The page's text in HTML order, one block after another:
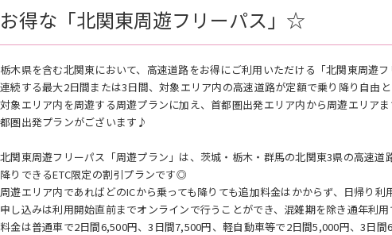
お得な「北関東周遊フリーパス」☆
栃木県を含む北関東において、高速道路をお得にご利用いただける「北関東周遊
連続する最大2日間または3日間、対象エリア内の高速道路が定額で乗り降り自由
対象エリア内を周遊する周遊プランに加え、首都圏出発エリア内から周遊エリア
都圏出発プランがございます♪
北関東周遊フリーパス「周遊プラン」は、茨城・栃木・群馬の北関東3県の高速
降りできるETC限定の割引プランです◎
周遊エリア内であればどのICから乗っても降りても追加料金はかからず、日帰り
申し込みは利用開始直前までオンラインで行うことができ、混雑期を除き通年利
料金は普通車で2日間6,500円、3日間7,500円、軽自動車等で2日間5,000円、3日